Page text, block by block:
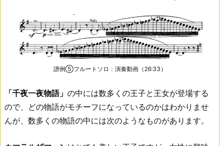
譜例⑤フルートソロ：演奏動画（26:33）
「千夜一夜物語」 の中には数多くの王子と王女が登場する
ので、どの物語がモチーフになっているのかはわかりませ
んが、数多くの物語の中には次のようなものがあります。